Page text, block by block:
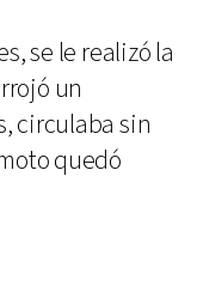
se le realizó la
un
circulaba sin
quedó